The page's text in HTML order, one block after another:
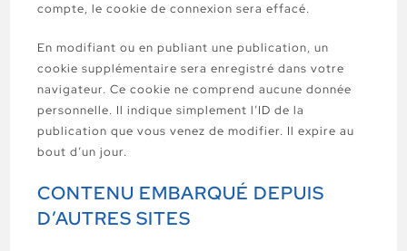
compte, le cookie de connexion sera effacé.
En modifiant ou en publiant une publication, un
cookie supplémentaire sera enregistré dans votre
navigateur. Ce cookie ne comprend aucune donnée
personnelle. Il indique simplement l’ID de la
publication que vous venez de modifier. Il expire au
bout d’un jour.
CONTENU EMBARQUÉ DEPUIS
D’AUTRES SITES